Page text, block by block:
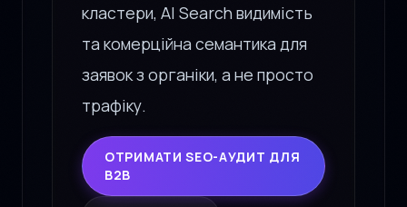
кластери, AI Search видимість
та комерційна семантика для
заявок з органіки, а не просто
трафіку.
ОТРИМАТИ SEO-АУДИТ ДЛЯ
B2B